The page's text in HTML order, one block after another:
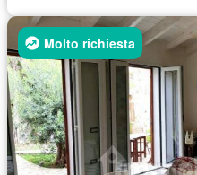
Molto richiesta